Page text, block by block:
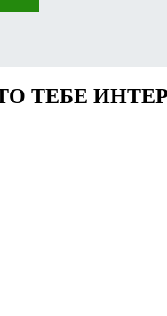
ТЕБЕ